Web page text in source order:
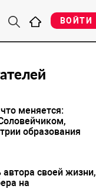
ВОЙТИ
меняется:
образования
своей жизни,
на